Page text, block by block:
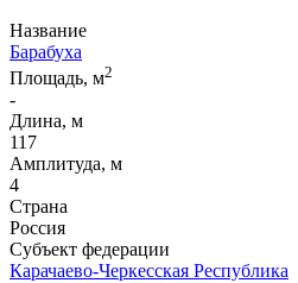
Название
Барабуха
Площадь, м2
-
Длина, м
117
Амплитуда, м
4
Страна
Россия
Субъект федерации
Карачаево-Черкесская Республика